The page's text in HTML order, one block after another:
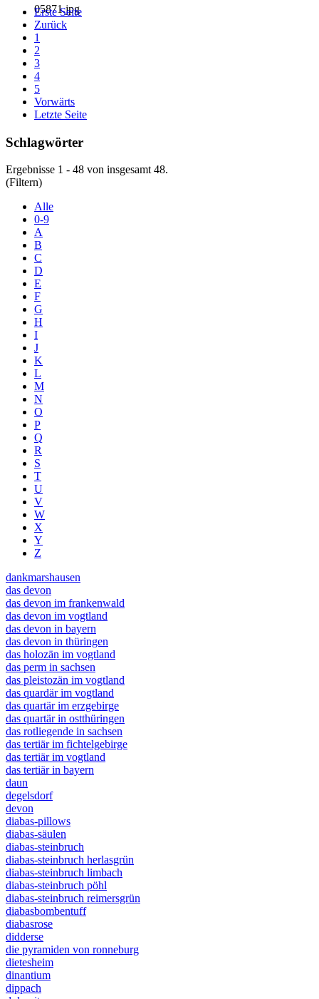
Erste Seite
Zurück
1
2
3
4
5
Vorwärts
Letzte Seite
Schlagwörter
Ergebnisse 1 - 48 von insgesamt 48.
(Filtern)
Alle
0-9
A
B
C
D
E
F
G
H
I
J
K
L
M
N
O
P
Q
R
S
T
U
V
W
X
Y
Z
dankmarshausen
das devon
das devon im frankenwald
das devon im vogtland
das devon in bayern
das devon in thüringen
das holozän im vogtland
das perm in sachsen
das pleistozän im vogtland
das quardär im vogtland
das quartär im erzgebirge
das quartär in ostthüringen
das rotliegende in sachsen
das tertiär im fichtelgebirge
das tertiär im vogtland
das tertiär in bayern
daun
degelsdorf
devon
diabas-pillows
diabas-säulen
diabas-steinbruch
diabas-steinbruch herlasgrün
diabas-steinbruch limbach
diabas-steinbruch pöhl
diabas-steinbruch reimersgrün
diabasbombentuff
diabasrose
didderse
die pyramiden von ronneburg
dietesheim
dinantium
dippach